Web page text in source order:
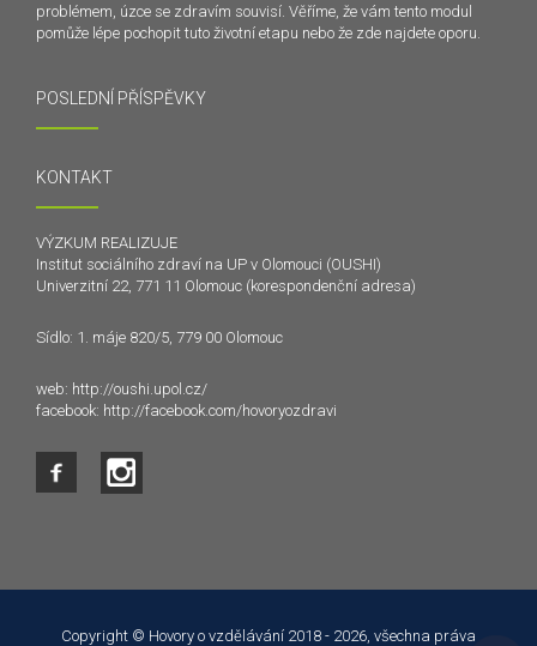
problémem, úzce se zdravím souvisí. Věříme, že vám tento modul
pomůže lépe pochopit tuto životní etapu nebo že zde najdete oporu.
POSLEDNÍ PŘÍSPĚVKY
KONTAKT
VÝZKUM REALIZUJE
Institut sociálního zdraví na UP v Olomouci (OUSHI)
Univerzitní 22, 771 11 Olomouc (korespondenční adresa)
Sídlo: 1. máje 820/5, 779 00 Olomouc
web: http://oushi.upol.cz/
facebook: http://facebook.com/hovoryozdravi
Copyright © Hovory o vzdělávání 2018 - 2026, všechna práva
souhlasíte.